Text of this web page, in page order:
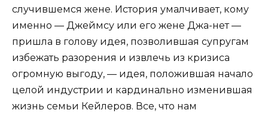
случившемся жене. История умалчивает, кому
именно — Джеймсу или его жене Джа-нет —
пришла в голову идея, позволившая супругам
избежать разорения и извлечь из кризиса
огромную выгоду, — идея, положившая начало
целой индустрии и кардинально изменившая
жизнь семьи Кейлеров. Все, что нам